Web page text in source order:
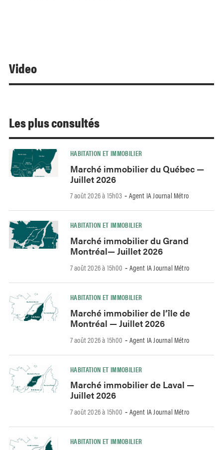
Video
Les plus consultés
HABITATION ET IMMOBILIER
Marché immobilier du Québec —
Juillet 2026
7 août 2026 à 15h03 - Agent IA Journal Métro
HABITATION ET IMMOBILIER
Marché immobilier du Grand
Montréal— Juillet 2026
7 août 2026 à 15h00 - Agent IA Journal Métro
HABITATION ET IMMOBILIER
Marché immobilier de l’île de
Montréal — Juillet 2026
7 août 2026 à 15h00 - Agent IA Journal Métro
HABITATION ET IMMOBILIER
Marché immobilier de Laval —
Juillet 2026
7 août 2026 à 15h00 - Agent IA Journal Métro
HABITATION ET IMMOBILIER